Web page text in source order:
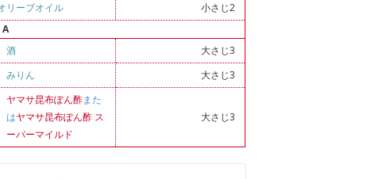
リーブオイル
小さじ2
A
酒
大さじ3
みりん
大さじ3
ヤマサ昆布ぽん酢また
はヤマサ昆布ぽん酢 ス
ーパーマイルド
大さじ3